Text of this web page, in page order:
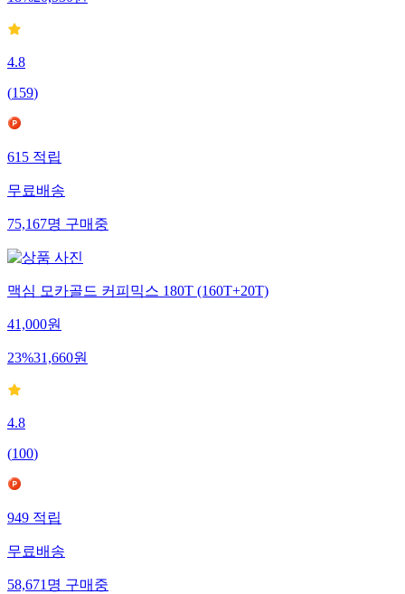
4.8
(159)
615 적립
무료배송
75,167명 구매중
맥심 모카골드 커피믹스 180T (160T+20T)
41,000원
23%31,660원
4.8
(100)
949 적립
무료배송
58,671 명 구매중